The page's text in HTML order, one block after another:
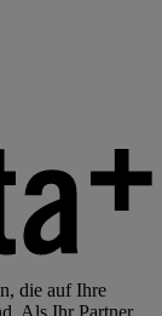
die auf Ihre
Als Ihr Partner